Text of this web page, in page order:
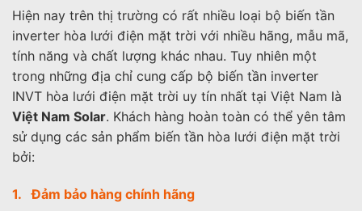
Hiện nay trên thị trường có rất nhiều loại bộ biến tần
inverter hòa lưới điện mặt trời với nhiều hãng, mẫu mã,
tính năng và chất lượng khác nhau. Tuy nhiên một
trong những địa chỉ cung cấp bộ biến tần inverter
INVT hòa lưới điện mặt trời uy tín nhất tại Việt Nam là
Việt Nam Solar. Khách hàng hoàn toàn có thể yên tâm
sử dụng các sản phẩm biến tần hòa lưới điện mặt trời
bởi:
1. Đảm bảo hàng chính hãng